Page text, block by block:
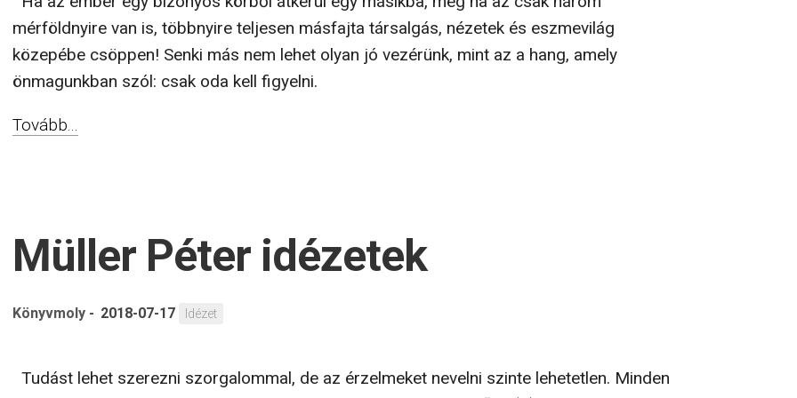
mérföldnyire van is, többnyire teljesen másfajta társalgás, nézetek és eszmevilág
közepébe csöppen! Senki más nem lehet olyan jó vezérünk, mint az a hang, amely
önmagunkban szól: csak oda kell figyelni.
Tovább...
Müller Péter idézetek
Könyvmoly - 2018-07-17 Idézet
Tudást lehet szerezni szorgalommal, de az érzelmeket nevelni szinte lehetetlen. Minden